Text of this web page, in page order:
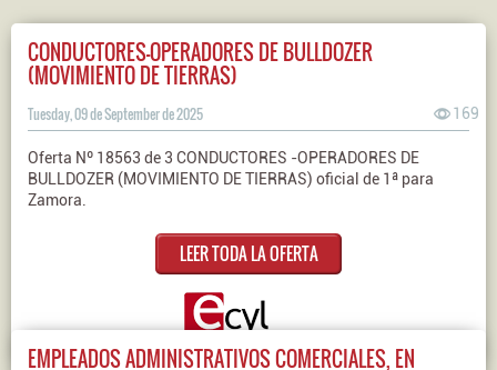
CONDUCTORES-OPERADORES DE BULLDOZER
(MOVIMIENTO DE TIERRAS)
Tuesday, 09 de September de 2025 169
Oferta Nº 18563 de 3 CONDUCTORES -OPERADORES DE
BULLDOZER (MOVIMIENTO DE TIERRAS) oficial de 1ª para
Zamora.
LEER TODA LA OFERTA
EMPLEADOS ADMINISTRATIVOS COMERCIALES, EN